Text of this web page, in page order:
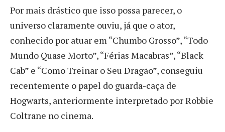
Por mais drástico que isso possa parecer, o
universo claramente ouviu, já que o ator,
conhecido por atuar em “Chumbo Grosso”, “Todo
Mundo Quase Morto”, “Férias Macabras”, “Black
Cab” e “Como Treinar o Seu Dragão”, conseguiu
recentemente o papel do guarda-caça de
Hogwarts, anteriormente interpretado por Robbie
Coltrane no cinema.